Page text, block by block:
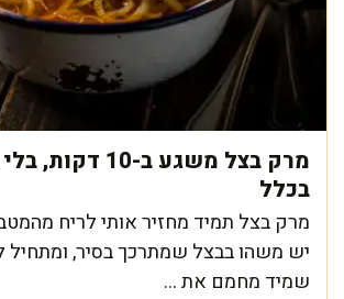
מרק בצל משגע ב-10
בכלל
מרק בצל תמיד מחזיר אותי לריח
יש משהו בבצל שמתרכך בסיר,
שמיד מחמם את ...